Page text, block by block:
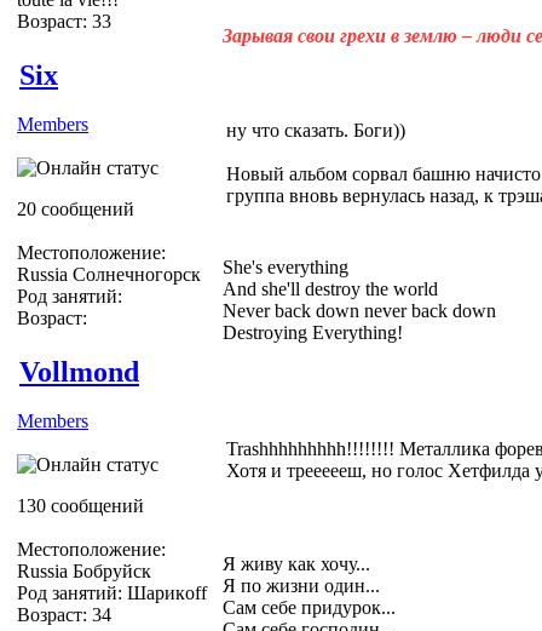
Возраст: 33
Зарывая свои грехи в землю – люди
Six
Members
20 сообщений
Местоположение:
Russia Солнечногорск
Род занятий:
Возраст:
ну что сказать. Боги))
Новый альбом сорвал башню
группа вновь вернулась назад, к
She's everything
And she'll destroy the world
Never back down never back down
Destroying Everything!
Vollmond
Members
130 сообщений
Местоположение:
Russia Бобруйск
Род занятий: Шарикoff
Возраст: 34
Trashhhhhhhhh!!!!!!!! Металлика
Хотя и треееееш, но голос Хетфилда
Я живу как хочу...
Я по жизни один...
Сам себе придурок...